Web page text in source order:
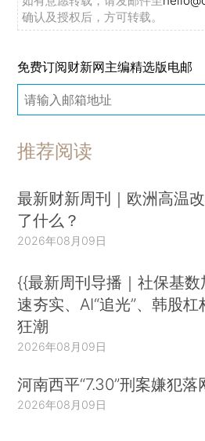
确认及授权后，方可转载。
免费订阅财新网主编精选版电邮
推荐阅读
最新财新周刊｜欧洲高温
了什么？
2026年08月09日
{{最新周刊导播｜社保基数
速夯实、AI“追光”、韩股杠
狂潮
2026年08月09日
河南西平“7.30”刑案嫌犯落
2026年08月09日